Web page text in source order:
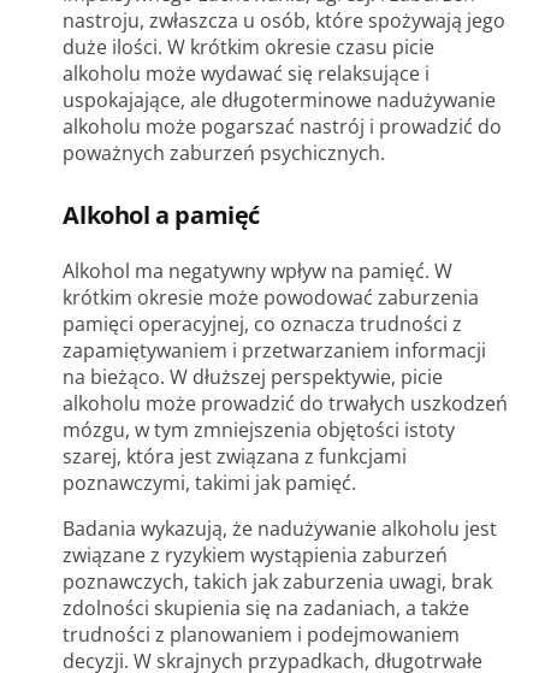
nastroju, zwłaszcza u osób, które spożywają jego
duże ilości. W krótkim okresie czasu picie
alkoholu może wydawać się relaksujące i
uspokajające, ale długoterminowe nadużywanie
alkoholu może pogarszać nastrój i prowadzić do
poważnych zaburzeń psychicznych.
Alkohol a pamięć
Alkohol ma negatywny wpływ na pamięć. W
krótkim okresie może powodować zaburzenia
pamięci operacyjnej, co oznacza trudności z
zapamiętywaniem i przetwarzaniem informacji
na bieżąco. W dłuższej perspektywie, picie
alkoholu może prowadzić do trwałych uszkodzeń
mózgu, w tym zmniejszenia objętości istoty
szarej, która jest związana z funkcjami
poznawczymi, takimi jak pamięć.
Badania wykazują, że nadużywanie alkoholu jest
związane z ryzykiem wystąpienia zaburzeń
poznawczych, takich jak zaburzenia uwagi, brak
zdolności skupienia się na zadaniach, a także
trudności z planowaniem i podejmowaniem
decyzji. W skrajnych przypadkach, długotrwałe